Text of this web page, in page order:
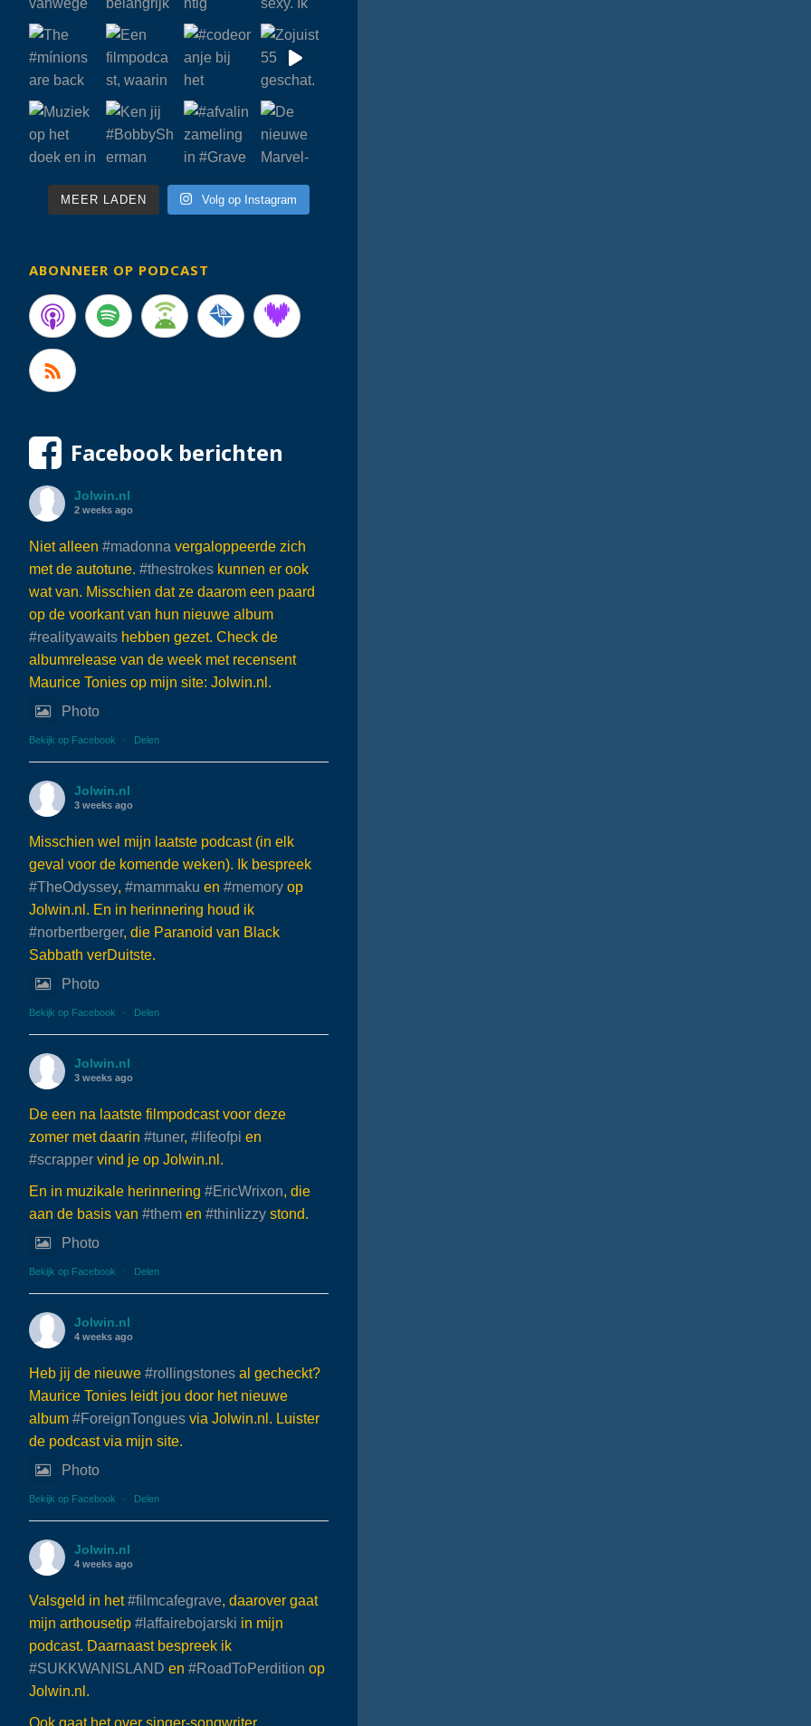
MEER LADEN Volg op Instagram
ABONNEER OP PODCAST
Facebook berichten
Jolwin.nl
2 weeks ago
Niet alleen #madonna vergaloppeerde zich
met de autotune. #thestrokes kunnen er ook
wat van. Misschien dat ze daarom een paard
op de voorkant van hun nieuwe album
#realityawaits hebben gezet. Check de
albumrelease van de week met recensent
Maurice Tonies op mijn site: Jolwin.nl.
Photo
Bekijk op Facebook · Delen
Jolwin.nl
3 weeks ago
Misschien wel mijn laatste podcast (in elk
geval voor de komende weken). Ik bespreek
#TheOdyssey, #mammaku en #memory op
Jolwin.nl. En in herinnering houd ik
#norbertberger, die Paranoid van Black
Sabbath verDuitste.
Photo
Bekijk op Facebook · Delen
Jolwin.nl
3 weeks ago
De een na laatste filmpodcast voor deze
zomer met daarin #tuner, #lifeofpi en
#scrapper vind je op Jolwin.nl.
En in muzikale herinnering #EricWrixon, die
aan de basis van #them en #thinlizzy stond.
Photo
Bekijk op Facebook · Delen
Jolwin.nl
4 weeks ago
Heb jij de nieuwe #rollingstones al gecheckt?
Maurice Tonies leidt jou door het nieuwe
album #ForeignTongues via Jolwin.nl. Luister
de podcast via mijn site.
Photo
Bekijk op Facebook · Delen
Jolwin.nl
4 weeks ago
Valsgeld in het#filmcafegrave, daarover gaat
mijn arthousetip #laffairebojarski in mijn
podcast. Daarnaast bespreek ik
#SUKKWANISLAND en #RoadToPerdition op
Jolwin.nl.
Ook gaat het over singer-songwriter